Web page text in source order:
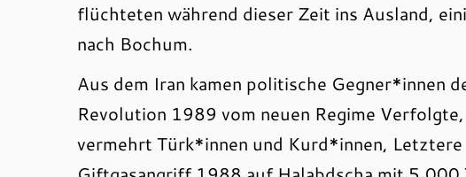
flüchteten während dieser Zeit ins Ausland,
nach Bochum.
Aus dem Iran kamen politische Gegner*innen
Revolution 1989 vom neuen Regime
vermehrt Türk*innen und Kurd*innen, Letztere